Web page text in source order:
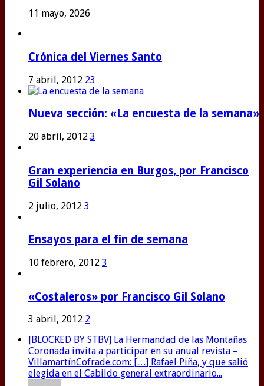
11 mayo, 2026
Crónica del Viernes Santo
7 abril, 2012 23
Nueva sección: «La encuesta de la semana»
20 abril, 2012 3
Gran experiencia en Burgos, por Francisco
Gil Solano
2 julio, 2012 3
Ensayos para el fin de semana
10 febrero, 2012 3
«Costaleros» por Francisco Gil Solano
3 abril, 2012 2
[BLOCKED BY STBV] La Hermandad de las Montañas
Coronada invita a participar en su anual revista –
VillamartínCofrade.com: […] Rafael Piña, y que salió
elegida en el Cabildo general extraordinario...